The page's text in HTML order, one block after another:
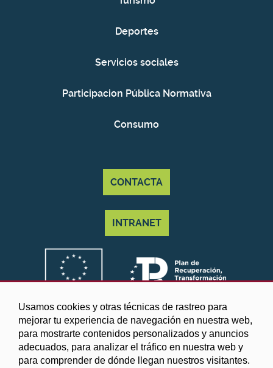
Usamos cookies y otras técnicas de rastreo para
mejorar tu experiencia de navegación en nuestra web,
para mostrarte contenidos personalizados y anuncios
adecuados, para analizar el tráfico en nuestra web y
para comprender de dónde llegan nuestros visitantes.
Deportes
Servicios sociales
Participacion Pública Normativa
Consumo
CONTACTA
INTRANET